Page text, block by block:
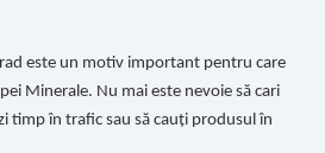
este un motiv important pentru care
Minerale. Nu mai este nevoie să cari
timp în trafic sau să cauți produsul în